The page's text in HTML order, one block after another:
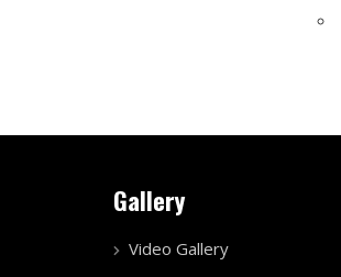
Gallery
Video Gallery